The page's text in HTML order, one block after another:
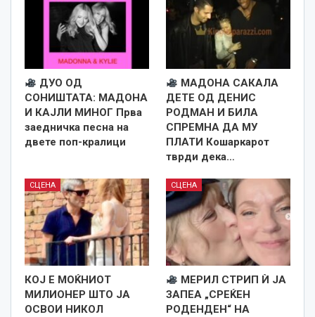
ДУО ОД
СОНИШТАТА: МАДОНА
И КАЈЛИ МИНОГ Прва
заедничка песна на
двете поп-кралици
МАДОНА САКАЛА
ДЕТЕ ОД ДЕНИС
РОДМАН И БИЛА
СПРЕМНА ДА МУ
ПЛАТИ Кошаркарот
тврди дека…
СЦЕНА
КОЈ Е МОЌНИОТ
МИЛИОНЕР ШТО ЈА
ОСВОИ НИКОЛ
СЦЕНА
МЕРИЛ СТРИП Ѝ ЈА
ЗАПЕА „СРЕЌЕН
РОДЕНДЕН“ НА